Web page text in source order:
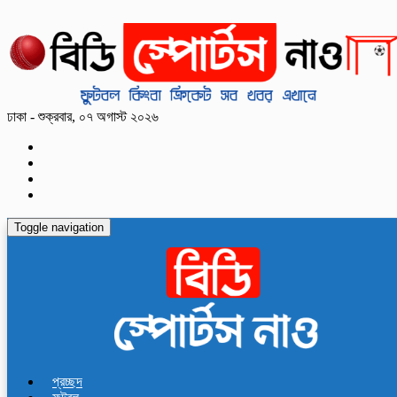
ঢাকা - শুক্রবার, ০৭ অগাস্ট ২০২৬
Toggle navigation
প্রচ্ছদ